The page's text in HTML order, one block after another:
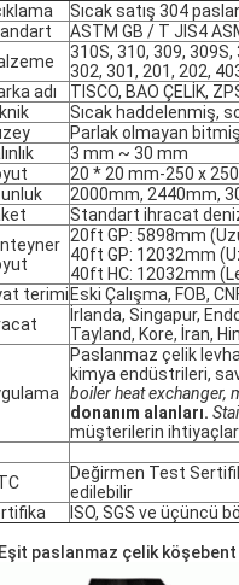
Sıcak satış 304
ASTM GB / T JIS4
310S, 310, 309, 309S,
302, 301, 201, 202,
adı
TISCO, BAO ÇELİK,
Sıcak haddelenmiş,
Parlak olmayan
3 mm ~ 30 mm
20 * 20 mm-250 x
2000mm, 2440mm,
Standart ihracat
20ft GP: 5898mm
40ft GP: 12032mm
40ft HC: 12032mm
terimi Eski Çalışma, FOB,
İrlanda, Singapur,
Tayland, Kore, İran,
Paslanmaz çelik
kimya endüstrileri,
boiler heat exchanger,
donanım alanları.
müşterilerin
Değirmen Test
edilebilir
ISO, SGS ve üçüncü
Eşit paslanmaz çelik köşebent